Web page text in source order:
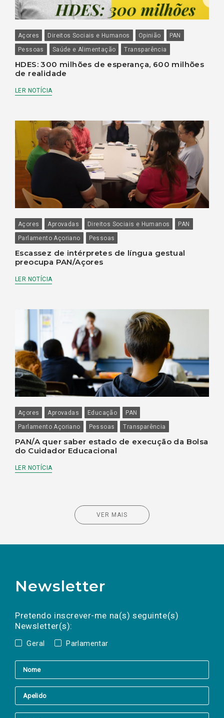
Açores Direitos Sociais e Humanos Opinião
PAN
Pessoas
Saúde e Alimentação Transparência
HDES: 300 milhões de esperança, 600 milhões
de realidade
LER NOTÍCIA
Açores Aprovadas Direitos Sociais e Humanos
PAN
Parlamento Açoriano
Pessoas
Escassez de intérpretes de língua gestual
preocupa PAN/Açores
LER NOTÍCIA
Açores Aprovadas Educação
PAN
Parlamento Açoriano
Pessoas Transparência
PAN/A quer saber estado de execução da Bolsa
do Cuidador Educacional
LER NOTÍCIA
VER MAIS
Newsletter
Pretendo inscrever-me na(s) seguinte(s)
Newsletter(s):
Geral Parlamentar
a(s) newsletter(s).
mail